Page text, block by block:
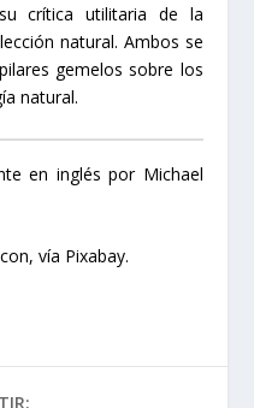
crítica utilitaria de la
natural. Ambos se
gemelos sobre los
natural.
en inglés por Michael
vía Pixabay.